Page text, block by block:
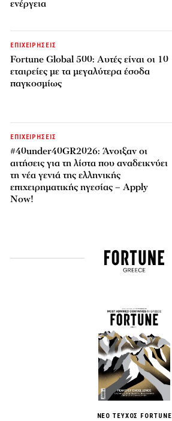
ενέργεια
ΕΠΙΧΕΙΡΗΣΕΙΣ
Fortune Global 500: Αυτές είναι οι 10
εταιρείες με τα μεγαλύτερα έσοδα
παγκοσμίως
ΕΠΙΧΕΙΡΗΣΕΙΣ
#40under40GR2026: Άνοιξαν οι
αιτήσεις για τη λίστα που αναδεικνύει
τη νέα γενιά της ελληνικής
επιχειρηματικής ηγεσίας – Apply
Now!
ΝΕΟ ΤΕΥΧΟΣ FORTUNE